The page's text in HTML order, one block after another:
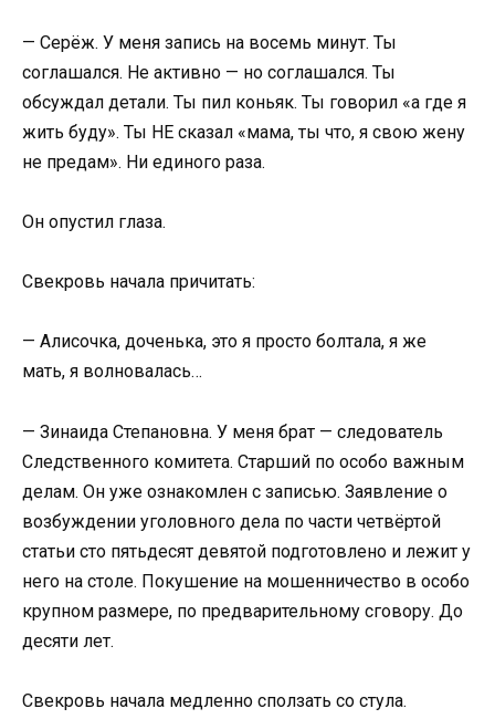
— Серёж. У меня запись на восемь минут. Ты
соглашался. Не активно — но соглашался. Ты
обсуждал детали. Ты пил коньяк. Ты говорил «а где я
жить буду». Ты НЕ сказал «мама, ты что, я свою жену
не предам». Ни единого раза.
Он опустил глаза.
Свекровь начала причитать:
— Алисочка, доченька, это я просто болтала, я же
мать, я волновалась…
— Зинаида Степановна. У меня брат — следователь
Следственного комитета. Старший по особо важным
делам. Он уже ознакомлен с записью. Заявление о
возбуждении уголовного дела по части четвёртой
статьи сто пятьдесят девятой подготовлено и лежит у
него на столе. Покушение на мошенничество в особо
крупном размере, по предварительному сговору. До
десяти лет.
Свекровь начала медленно сползать со стула.